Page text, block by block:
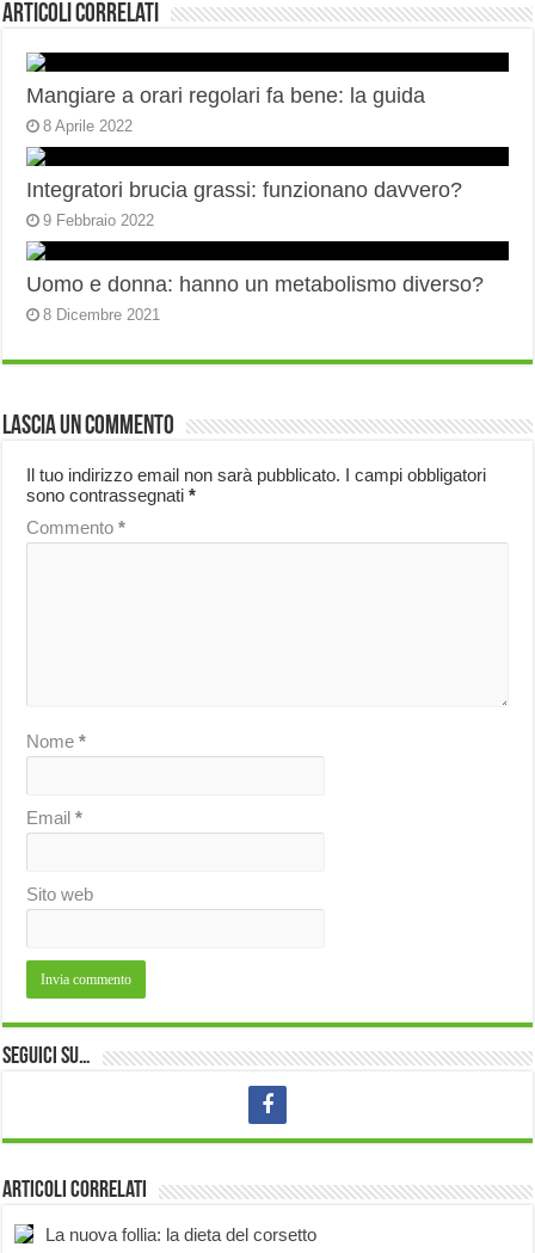
Articoli correlati
Mangiare a orari regolari fa bene: la guida
8 Aprile 2022
Integratori brucia grassi: funzionano davvero?
9 Febbraio 2022
Uomo e donna: hanno un metabolismo diverso?
8 Dicembre 2021
Lascia un commento
Il tuo indirizzo email non sarà pubblicato. I campi obbligatori
sono contrassegnati*
Commento*
Nome*
Email*
Sito web
Seguici su…
Articoli correlati
La nuova follia: la dieta del corsetto